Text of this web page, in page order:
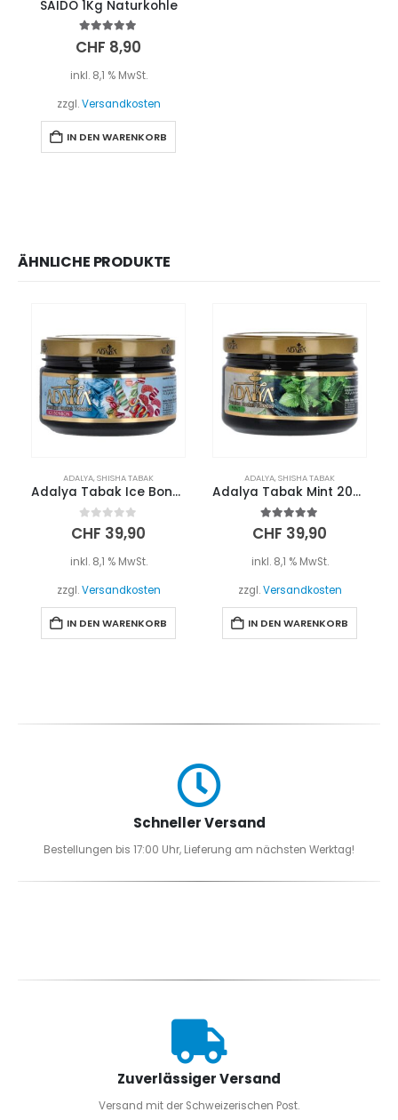
SAIDO 1Kg Naturkohle
5.00out of 5
CHF 8,90
inkl. 8,1 % MwSt.
zzgl.Versandkosten
IN DEN WARENKORB
ÄHNLICHE PRODUKTE
ADALYA,SHISHA TABAK
Adalya Tabak Ice Bonbon 200g
0out of 5
CHF 39,90
inkl. 8,1 % MwSt.
zzgl.Versandkosten
IN DEN WARENKORB
ADALYA,SHISHA TABAK
Adalya Tabak Mint 200g
5.00 out of 5
CHF 39,90
inkl. 8,1 % MwSt.
zzgl.Versandkosten
IN DEN WARENKORB
Schneller Versand
Bestellungen bis 17:00 Uhr, Lieferung am nächsten Werktag!
Zuverlässiger Versand
Versand mit der Schweizerischen Post.